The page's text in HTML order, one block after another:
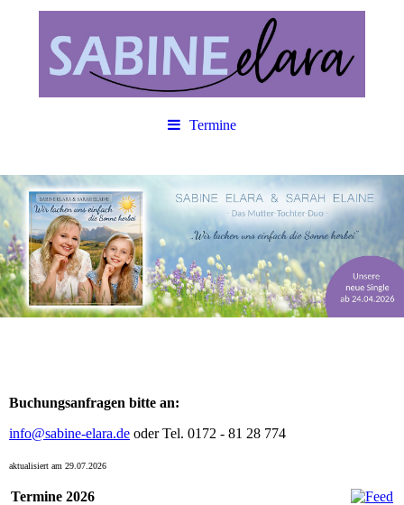
Termine
Buchungsanfragen bitte an:
info@sabine-elara.de oder Tel. 0172 - 81 28 774
aktualisiert am 29.07.2026
Termine 2026